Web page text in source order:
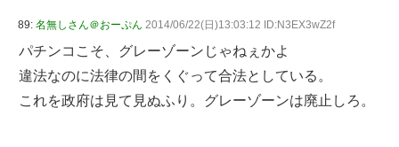
89: 名無しさん＠おーぷん 2014/06/22(日)13:03:12 ID:N3EX3wZ2f
パチンコこそ、グレーゾーンじゃねぇかよ
違法なのに法律の間をくぐって合法としている。
これを政府は見て見ぬふり。グレーゾーンは廃止しろ。